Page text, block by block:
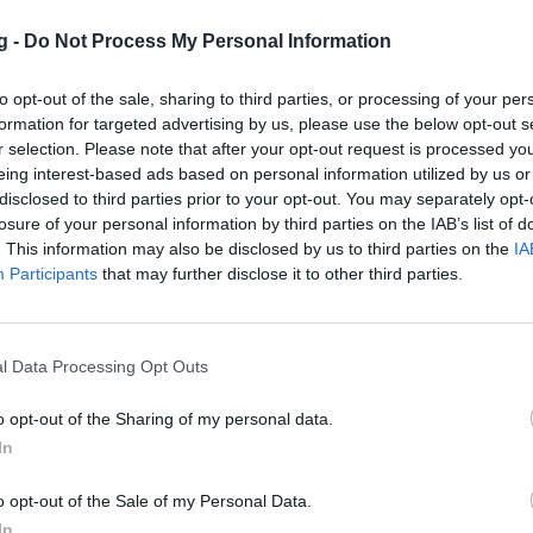
- Do Not Process My Personal Information
opt-out of the sale, sharing to third parties, or processing of your
for targeted advertising by us, please use the below opt-out
selection. Please note that after your opt-out request is processed
interest-based ads based on personal information utilized by us
to third parties prior to your opt-out. You may separately
of your personal information by third parties on the IAB’s list of
This information may also be disclosed by us to third parties on the
Participants that may further disclose it to other third parties.
Data Processing Opt Outs
opt-out of the Sharing of my personal data.
opt-out of the Sale of my Personal Data.
να αντιμετωπίσει ιδιαίτερα
αφού υπάρχει σημαντική διαφορά
Βολτυράκη αναμένεται να «τσεκάρει»
ο Απόλλων Σμύρνης.
αγώνων της προκριματικής
(Μοίραλης, Πολυχρονόπουλος)
νίκες.
Σταυρίδης)
(Κατσώνης, Κυράνης)
νίκες.
ΑΕΚ (Κωνσταντινίδης, Μπιράκης)
νίκες.
και όπου χρειαστεί):